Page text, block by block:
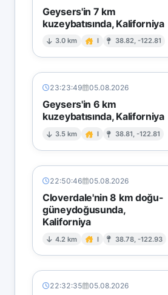
Geysers'in 7 km
kuzeybatısında, Kaliforniya
3.0 km I 38.82, -122.81
23:23:49 05.08.2026
Geysers'in 6 km
kuzeybatısında, Kaliforniya
3.5 km I 38.81, -122.81
22:50:46 05.08.2026
Cloverdale'nin 8 km doğu-
güneydoğusunda,
Kaliforniya
4.2 km I 38.78, -122.93
22:32:35 05.08.2026